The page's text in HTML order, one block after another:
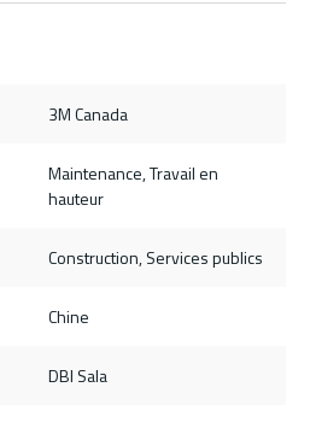
3M Canada
Maintenance, Travail en
hauteur
Construction, Services publics
Chine
DBI Sala